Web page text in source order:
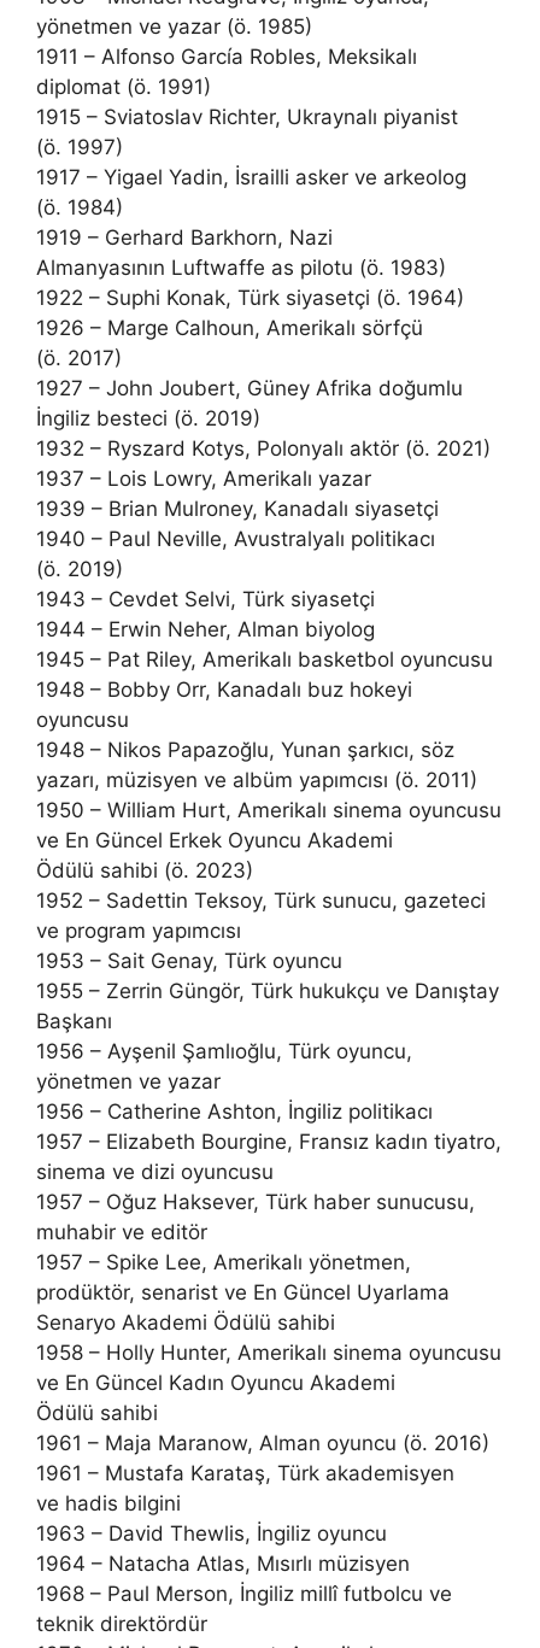
yönetmen ve yazar (ö. 1985)
1911 – Alfonso García Robles, Meksikalı
diplomat (ö. 1991)
1915 – Sviatoslav Richter, Ukraynalı piyanist
(ö. 1997)
1917 – Yigael Yadin, İsrailli asker ve arkeolog
(ö. 1984)
1919 – Gerhard Barkhorn, Nazi
Almanyasının Luftwaffe as pilotu (ö. 1983)
1922 – Suphi Konak, Türk siyasetçi (ö. 1964)
1926 – Marge Calhoun, Amerikalı sörfçü
(ö. 2017)
1927 – John Joubert, Güney Afrika doğumlu
İngiliz besteci (ö. 2019)
1932 – Ryszard Kotys, Polonyalı aktör (ö. 2021)
1937 – Lois Lowry, Amerikalı yazar
1939 – Brian Mulroney, Kanadalı siyasetçi
1940 – Paul Neville, Avustralyalı politikacı
(ö. 2019)
1943 – Cevdet Selvi, Türk siyasetçi
1944 – Erwin Neher, Alman biyolog
1945 – Pat Riley, Amerikalı basketbol oyuncusu
1948 – Bobby Orr, Kanadalı buz hokeyi
oyuncusu
1948 – Nikos Papazoğlu, Yunan şarkıcı, söz
yazarı, müzisyen ve albüm yapımcısı (ö. 2011)
1950 – William Hurt, Amerikalı sinema oyuncusu
ve En Güncel Erkek Oyuncu Akademi
Ödülü sahibi (ö. 2023)
1952 – Sadettin Teksoy, Türk sunucu, gazeteci
ve program yapımcısı
1953 – Sait Genay, Türk oyuncu
1955 – Zerrin Güngör, Türk hukukçu ve Danıştay
Başkanı
1956 – Ayşenil Şamlıoğlu, Türk oyuncu,
yönetmen ve yazar
1956 – Catherine Ashton, İngiliz politikacı
1957 – Elizabeth Bourgine, Fransız kadın tiyatro,
sinema ve dizi oyuncusu
1957 – Oğuz Haksever, Türk haber sunucusu,
muhabir ve editör
1957 – Spike Lee, Amerikalı yönetmen,
prodüktör, senarist ve En Güncel Uyarlama
Senaryo Akademi Ödülü sahibi
1958 – Holly Hunter, Amerikalı sinema oyuncusu
ve En Güncel Kadın Oyuncu Akademi
Ödülü sahibi
1961 – Maja Maranow, Alman oyuncu (ö. 2016)
1961 – Mustafa Karataş, Türk akademisyen
ve hadis bilgini
1963 – David Thewlis, İngiliz oyuncu
1964 – Natacha Atlas, Mısırlı müzisyen
1968 – Paul Merson, İngiliz millî futbolcu ve
teknik direktördür